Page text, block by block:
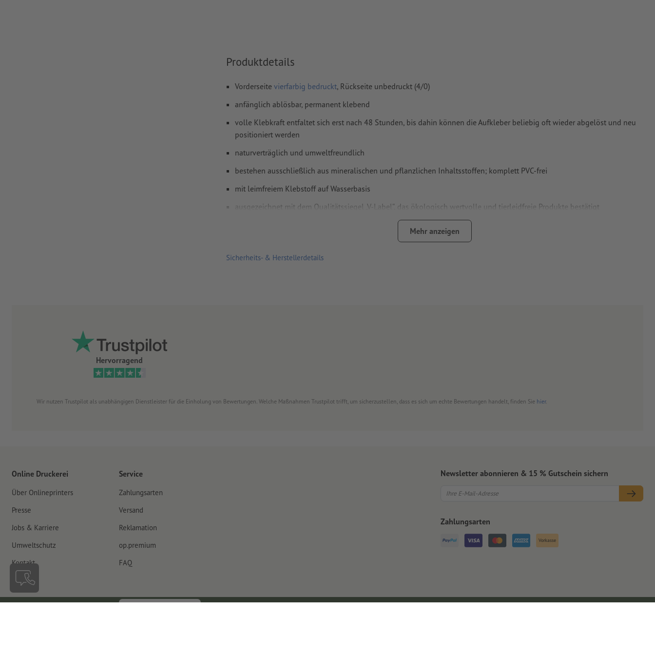
Inhalte vonFormularfeldern
Wie lege ich Druckdaten richtig an?
Produktdetails
Vorderseite vierfarbig bedruckt, Rückseite unbedruckt (4/0)
anfänglich ablösbar, permanent klebend
volle Klebkraft entfaltet sich erst nach 48 Stunden, bis dahin können die Aufkleber beliebig oft wieder abgelöst und neu
positioniert werden
naturverträglich und umweltfreundlich
bestehen ausschließlich aus mineralischen und pflanzlichen Inhaltsstoffen; komplett PVC-frei
mit leimfreiem Klebstoff auf Wasserbasis
ausgezeichnet mit dem Qualitätssiegel „V-Label“, das ökologisch wertvolle und tierleidfreie Produkte bestätigt
für den Einsatz im Innen- und Außenbereich geeignet
leichtes, korrigierbares Aufkleben und einfach wieder ablösbar
Wichtig: Aus produktionstechnischen Gründen kann die Schlitzung des Trägermaterials vor allem bei kleinen Formaten
Mehr anzeigen
Sicherheits- & Herstellerdetails
Hervorragend
Wir nutzen Trustpilot als unabhängigen Dienstleister für die Einholung von Bewertungen. Welche Maßnahmen Trustpilot trifft, um sicherzustellen, dass es sich um echte Bewertungen handelt, finden Sie hier.
Online Druckerei
Über Onlineprinters
Presse
Jobs & Karriere
Umweltschutz
Kontakt
Service
Zahlungsarten
Versand
Reklamation
op.premium
FAQ
Newsletter abonnieren & 15 % Gutschein sichern
Zahlungsarten
Vorkasse